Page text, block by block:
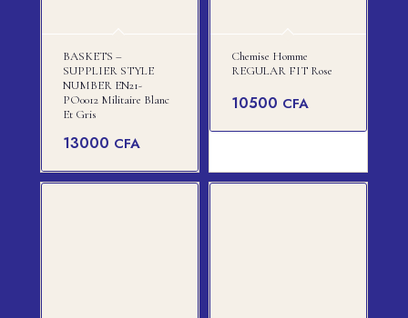
BASKETS –
SUPPLIER STYLE
NUMBER EN21-
PO0012 Militaire Blanc
Et Gris
13000 CFA
Chemise Homme
REGULAR FIT Rose
10500 CFA